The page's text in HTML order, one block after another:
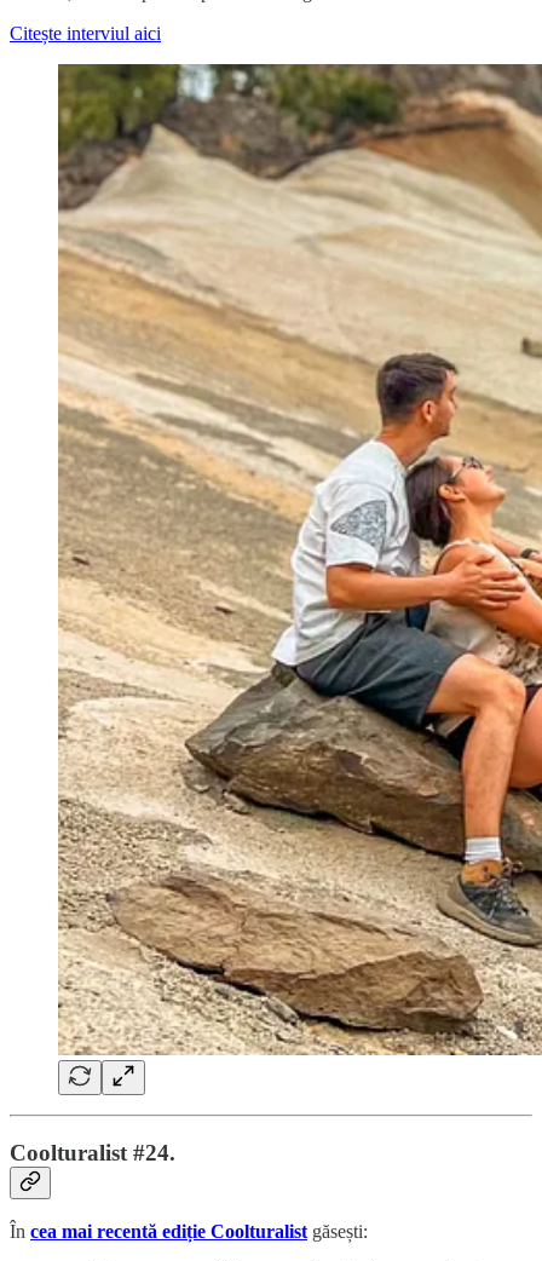
Citește interviul aici
Coolturalist #24.
În cea mai recentă ediție Coolturalistgăsești: